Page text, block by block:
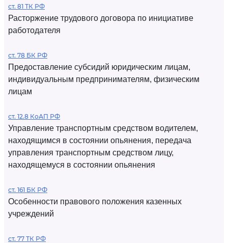
ст. 81 ТК РФ
Расторжение трудового договора по инициативе
работодателя
ст. 78 БК РФ
Предоставление субсидий юридическим лицам,
индивидуальным предпринимателям, физическим
лицам
ст. 12.8 КоАП РФ
Управление транспортным средством водителем,
находящимся в состоянии опьянения, передача
управления транспортным средством лицу,
находящемуся в состоянии опьянения
ст. 161 БК РФ
Особенности правового положения казенных
учреждений
ст. 77 ТК РФ